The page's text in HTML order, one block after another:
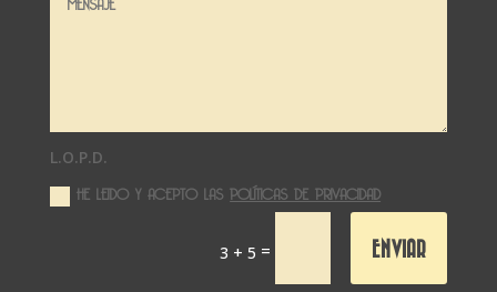
L.O.P.D.
HE LEIDO Y ACEPTO LASPOLÍTICAS DE PRIVACIDAD
3 + 5 = ENVIAR